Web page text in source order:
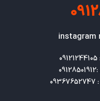
instagram